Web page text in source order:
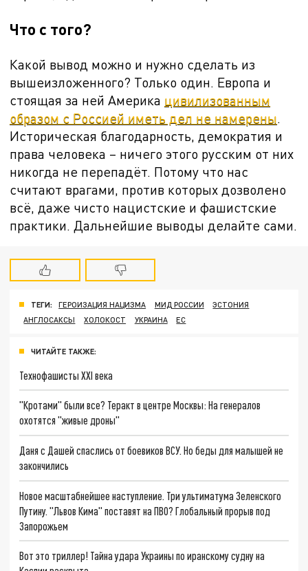
Что с того?
Какой вывод можно и нужно сделать из
вышеизложенного? Только один. Европа и
стоящая за ней Америка цивилизованным
образом с Россией иметь дел не намерены.
Историческая благодарность, демократия и
права человека – ничего этого русским от них
никогда не перепадёт. Потому что нас
считают врагами, против которых дозволено
всё, даже чисто нацистские и фашистские
практики. Дальнейшие выводы делайте сами.
ТЕГИ: ГЕРОИЗАЦИЯ НАЦИЗМА МИД РОССИИ
ЭСТОНИЯ
АНГЛОСАКСЫ
ХОЛОКОСТ УКРАИНА ЕС
ЧИТАЙТЕ ТАКЖЕ:
Технофашисты XXI века
"Кротами" были все? Теракт в центре Москвы: На генералов
охотятся "живые дроны"
Даня с Дашей спаслись от боевиков ВСУ. Но беды для малышей не
закончились
Новое масштабнейшее наступление. Три ультиматума Зеленского
Путину. "Львов Кима" поставят на ПВО? Глобальный прорыв под
Запорожьем
Вот это триллер! Тайна удара Украины по иранскому судну на